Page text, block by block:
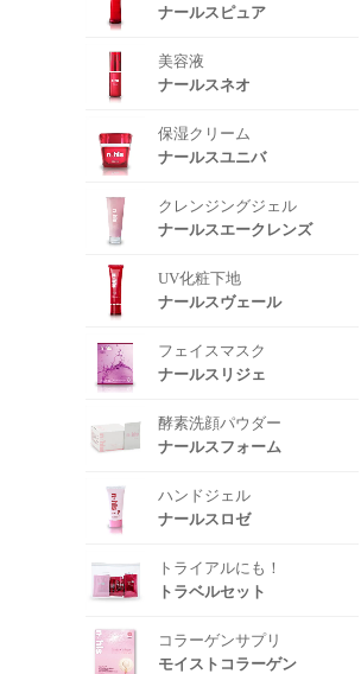
ナールスピュア
美容液
ナールスネオ
保湿クリーム
ナールスユニバ
クレンジングジェル
ナールスエークレンズ
UV化粧下地
ナールスヴェール
フェイスマスク
ナールスリジェ
酵素洗顔パウダー
ナールスフォーム
ハンドジェル
ナールスロゼ
トライアルにも！
トラベルセット
コラーゲンサプリ
モイストコラーゲン